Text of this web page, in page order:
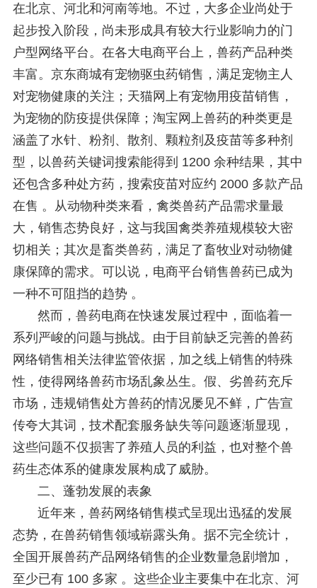
在北京、河北和河南等地。不过，大多企业尚处于
起步投入阶段，尚未形成具有较大行业影响力的门
户型网络平台。在各大电商平台上，兽药产品种类
丰富。京东商城有宠物驱虫药销售，满足宠物主人
对宠物健康的关注；天猫网上有宠物用疫苗销售，
为宠物的防疫提供保障；淘宝网上兽药的种类更是
涵盖了水针、粉剂、散剂、颗粒剂及疫苗等多种剂
型，以兽药关键词搜索能得到 1200 余种结果，其中
还包含多种处方药，搜索疫苗对应约 2000 多款产品
在售 。从动物种类来看，禽类兽药产品需求量最
大，销售态势良好，这与我国禽类养殖规模较大密
切相关；其次是畜类兽药，满足了畜牧业对动物健
康保障的需求。可以说，电商平台销售兽药已成为
一种不可阻挡的趋势 。
然而，兽药电商在快速发展过程中，面临着一
系列严峻的问题与挑战。由于目前缺乏完善的兽药
网络销售相关法律监管依据，加之线上销售的特殊
性，使得网络兽药市场乱象丛生。假、劣兽药充斥
市场，违规销售处方兽药的情况屡见不鲜，广告宣
传夸大其词，技术配套服务缺失等问题逐渐显现，
这些问题不仅损害了养殖人员的利益，也对整个兽
药生态体系的健康发展构成了威胁。
二、蓬勃发展的表象
近年来，兽药网络销售模式呈现出迅猛的发展
态势，在兽药销售领域崭露头角。据不完全统计，
全国开展兽药产品网络销售的企业数量急剧增加，
至少已有 100 多家 。这些企业主要集中在北京、河